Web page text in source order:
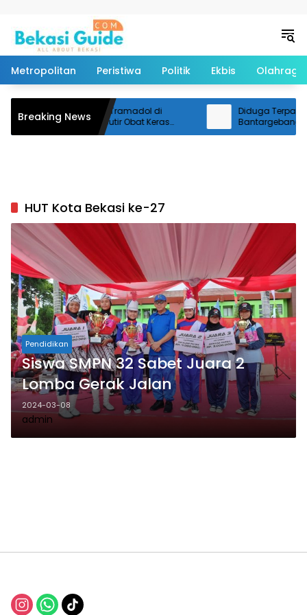
Metropolitan Peristiwa Politik Ekbis Olahraga
Breaking News
Polisi Ringkus Penjual Tramadol di
Cikarang Utara, 100 Butir Obat Keras
Disita
Diduga Terpapar
Bantargebang
Pemotor Terjatuh
HUT Kota Bekasi ke-27
Pendidikan
Siswa SMPN 32 Sabet Juara 2
Lomba Gerak Jalan
2024-03-08
admin